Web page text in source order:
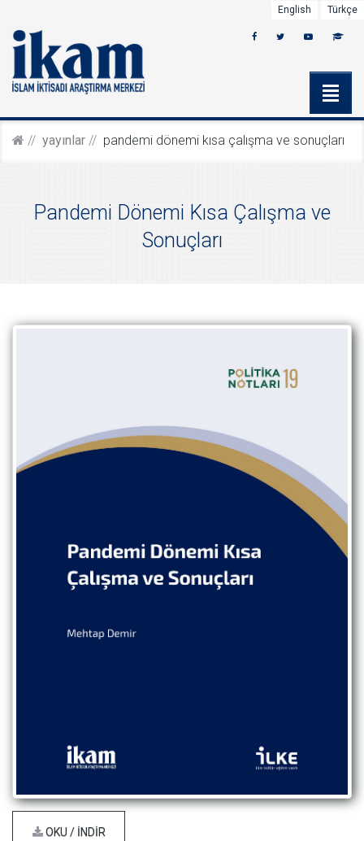
English Türkçe
yayinlar pandemi dönemi kısa çalışma ve sonuçları
Pandemi Dönemi Kısa Çalışma ve
Sonuçları
OKU / İNDİR